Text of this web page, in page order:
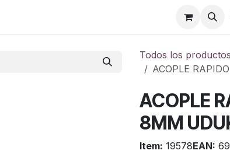
Todos los productos
ACOPLE
ACOPLE
8MM
Item: 19578EAN: